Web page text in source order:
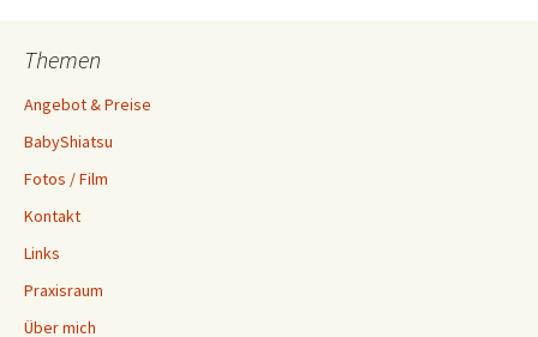
Themen
Angebot & Preise
BabyShiatsu
Fotos / Film
Kontakt
Links
Praxisraum
Über mich